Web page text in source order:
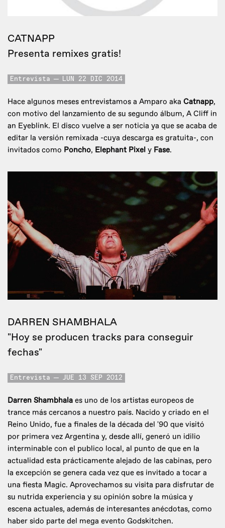
CATNAPP
Presenta remixes gratis!
Entrevista LUN 22 DIC 2014
Hace algunos meses entrevistamos a Amparo aka Catnapp,
con motivo del lanzamiento de su segundo álbum, A Cliff in
an Eyeblink. El disco vuelve a ser noticia ya que se acaba de
editar la versión remixada -cuya descarga es gratuita-, con
invitados como Poncho, Elephant Pixel y Fase.
DARREN SHAMBHALA
"Hoy se producen tracks para conseguir
fechas"
Entrevista JUE 13 SEP 2012
Darren Shambhala es uno de los artistas europeos de
trance más cercanos a nuestro país. Nacido y criado en el
Reino Unido, fue a finales de la década del '90 que visitó
por primera vez Argentina y, desde allí, generó un idilio
interminable con el publico local, al punto de que en la
actualidad esta prácticamente alejado de las cabinas, pero
la excepción se genera cada vez que es invitado a tocar a
una fiesta Magic. Aprovechamos su visita para disfrutar de
su nutrida experiencia y su opinión sobre la música y
escena actuales, además de interesantes anécdotas, como
haber sido parte del mega evento Godskitchen.